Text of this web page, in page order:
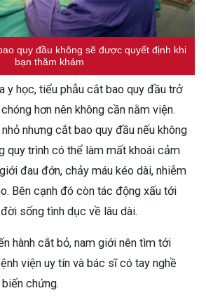
quy đầu không sẽ được quyết định khi
bạn thăm khám
y học, tiểu phẫu cắt bao quy đầu trở
hơn nên không cần nằm viện.
nhưng cắt bao quy đầu nếu không
quy trình có thể làm mất khoái cảm
đau đớn, chảy máu kéo dài, nhiễm
Bên cạnh đó còn tác động xấu tới
sống tình dục về lâu dài.
hành cắt bỏ, nam giới nên tìm tới
viện uy tín và bác sĩ có tay nghề
chứng.